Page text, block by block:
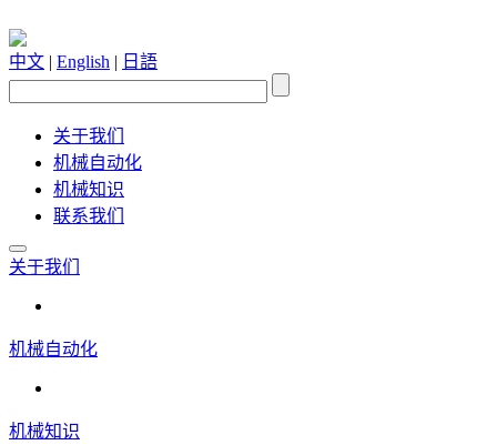
中文 | English | 日語
关于我们
机械自动化
机械知识
联系我们
关于我们
机械自动化
机械知识